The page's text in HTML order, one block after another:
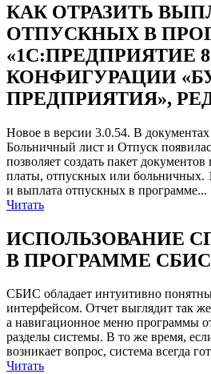
КАК ОТРАЗИТЬ
ОТПУСКНЫХ В
«1С:ПРЕДПРИЯТИЕ
КОНФИГУРАЦИИ
ПРЕДПРИЯТИЯ»,
Новое в версии 3.0.54. В
Больничный лист и Отпуск
позволяет создать пакет
платы, отпускных или больничных.
и выплата отпускных в программе...
Читать
ИСПОЛЬЗОВАНИЕ
В ПРОГРАММЕ СБИС
СБИС обладает интуитивно
интерфейсом. Отчет выглядит так
а навигационное меню программы
разделы системы. В то же время,
возникает вопрос, система всегда
Читать